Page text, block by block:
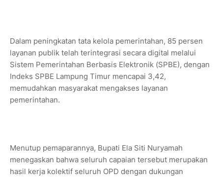
Dalam peningkatan tata kelola pemerintahan, 85 persen
layanan publik telah terintegrasi secara digital melalui
Sistem Pemerintahan Berbasis Elektronik (SPBE), dengan
Indeks SPBE Lampung Timur mencapai 3,42,
memudahkan masyarakat mengakses layanan
pemerintahan.
Menutup pemaparannya, Bupati Ela Siti Nuryamah
menegaskan bahwa seluruh capaian tersebut merupakan
hasil kerja kolektif seluruh OPD dengan dukungan